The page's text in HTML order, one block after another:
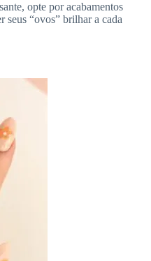
opte por acabamentos
seus “ovos” brilhar a cada